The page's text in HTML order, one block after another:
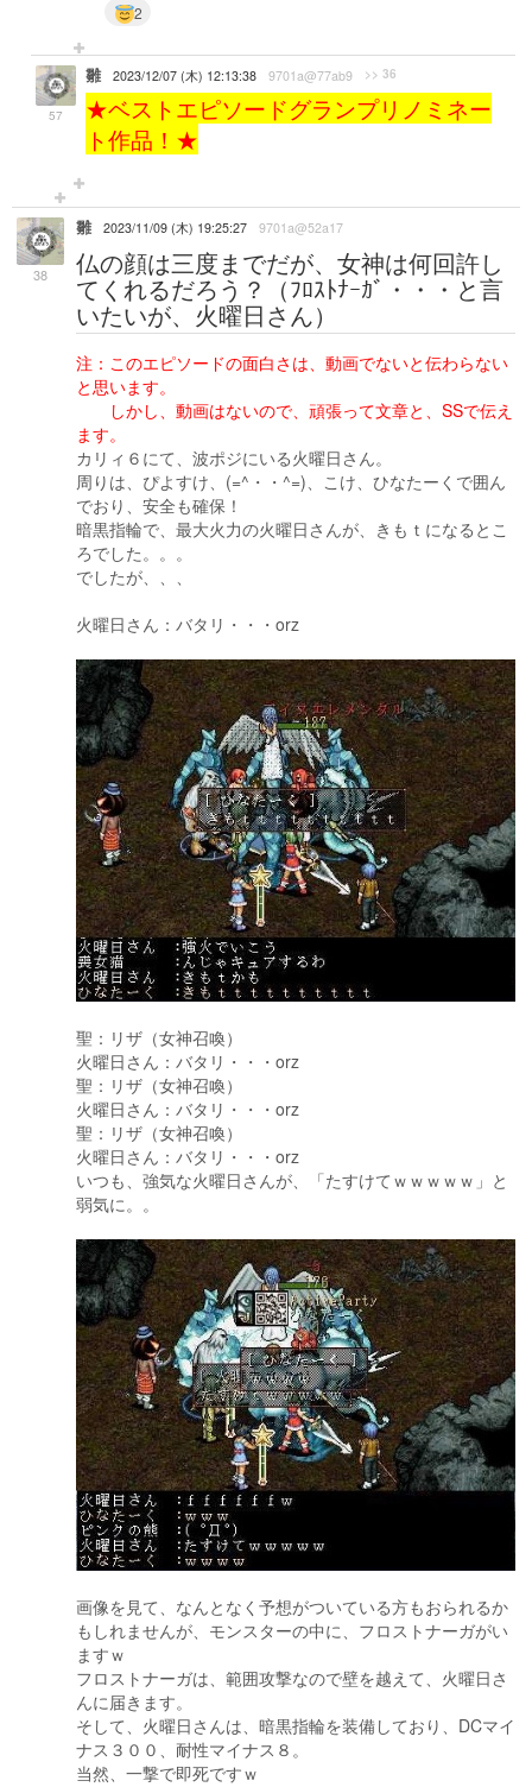
2
57
雛 2023/12/07 (木) 12:13:38 9701a@77ab9 >> 36
★ベストエピソードグランプリノミネー
ト作品！★
38
雛 2023/11/09 (木) 19:25:27 9701a@52a17
仏の顔は三度までだが、女神は何回許し
てくれるだろう？（ﾌﾛｽﾄﾅｰｶﾞ・・・と言
いたいが、火曜日さん）
注：このエピソードの面白さは、動画でないと伝わらない
と思います。
しかし、動画はないので、頑張って文章と、SSで伝え
ます。
カリィ６にて、波ポジにいる火曜日さん。
周りは、ぴよすけ、(=^・・^=)、こけ、ひなたーくで囲ん
でおり、安全も確保！
暗黒指輪で、最大火力の火曜日さんが、きもｔになるとこ
ろでした。。。
でしたが、、、
火曜日さん：バタリ・・・orz
聖：リザ（女神召喚）
火曜日さん：バタリ・・・orz
聖：リザ（女神召喚）
火曜日さん：バタリ・・・orz
聖：リザ（女神召喚）
火曜日さん：バタリ・・・orz
いつも、強気な火曜日さんが、「たすけてｗｗｗｗｗ」と
弱気に。。
画像を見て、なんとなく予想がついている方もおられるか
もしれませんが、モンスターの中に、フロストナーガがい
ますｗ
フロストナーガは、範囲攻撃なので壁を越えて、火曜日さ
んに届きます。
そして、火曜日さんは、暗黒指輪を装備しており、DCマイ
ナス３００、耐性マイナス８。
当然、一撃で即死ですｗ